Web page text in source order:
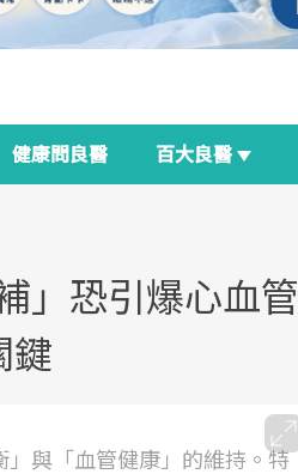
健康問良醫 百大良醫
」恐引爆心血管
鍵
與「血管健康」的維持。特